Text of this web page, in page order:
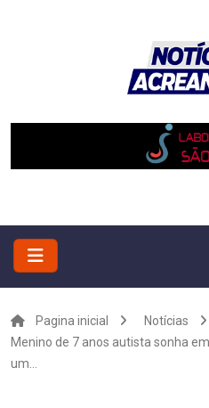
Pagina inicial Notícias
Menino de 7 anos autista sonha
um...